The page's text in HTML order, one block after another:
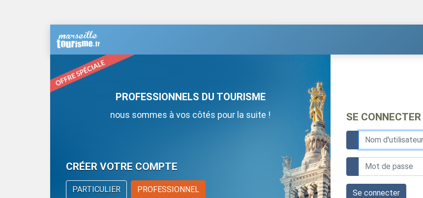
PROFESSIONNELS DU TOURISME
nous sommes à vos côtés pour la suite !
CRÉER VOTRE COMPTE
PARTICULIER PROFESSIONNEL
SE CONNECTER
Se connecter